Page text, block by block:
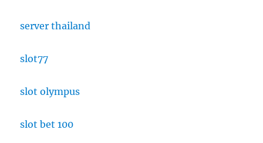
server thailand
slot77
slot olympus
slot bet 100